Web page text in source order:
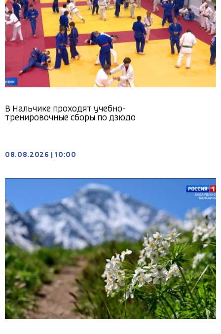
В Нальчике проходят учебно-
тренировочные сборы по дзюдо
08.08.2026 10:00